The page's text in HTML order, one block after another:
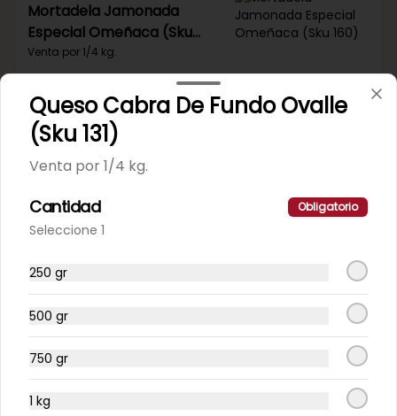
Mortadela Jamonada
Especial Omeñaca (Sku
160)
Venta por 1/4 kg.
Mortadela Jamonada Pavo
Venta por 1/4 kg.
Mortadela Jamonada
Receta Del Abuelo (Sku
Venta por 1/4 kg.
Queso Cabra De Fundo Ovalle
(Sku 131)
Venta por 1/4 kg.
Cantidad Obligatorio
Seleccione 1
250 gr
500 gr
750 gr
1 kg